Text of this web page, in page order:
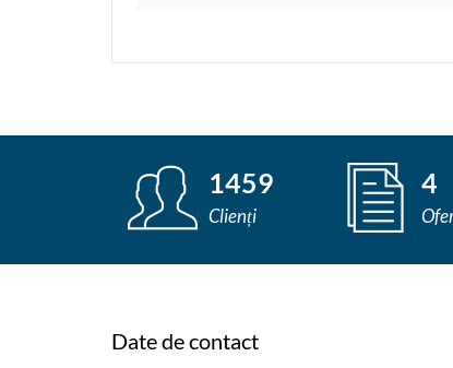
1459
Clienți
4
Date de contact